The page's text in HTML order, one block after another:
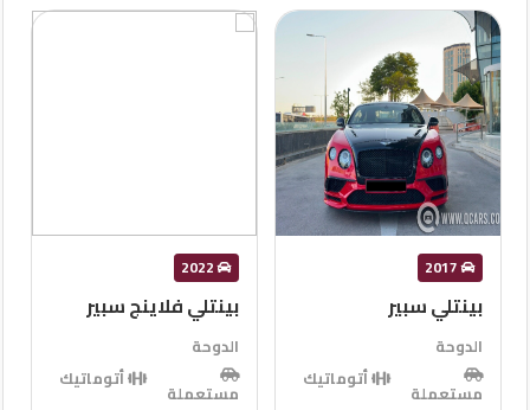
2022
بينتلي فلاينج سبير
الدوحة
مستعملة
أتوماتيك
2015
بينتلي جي تي
الدوحة
مستعملة
أتوماتيك